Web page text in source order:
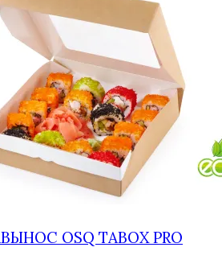
OSQ TABOX PRO